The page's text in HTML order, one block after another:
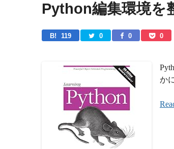
Python編集環境を
B! 119 0 0 0
か